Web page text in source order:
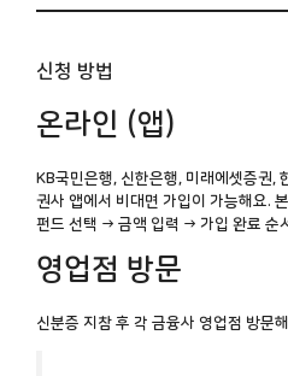
신청 방법
온라인 (앱)
KB국민은행, 신한은행, 미래에셋증권,
권사 앱에서 비대면 가입이 가능해요.
펀드 선택 → 금액 입력 → 가입 완료 순
영업점 방문
신분증 지참 후 각 금융사 영업점 방문